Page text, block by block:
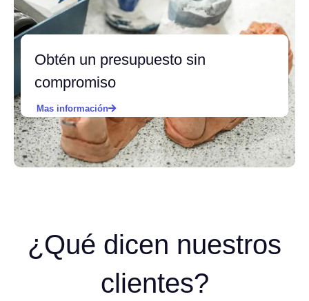
Obtén un presupuesto sin
compromiso
Mas información
¿Qué dicen nuestros
clientes?